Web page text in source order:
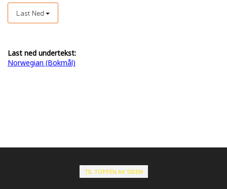
Last Ned
Last ned undertekst:
Norwegian (Bokmål)
TIL TOPPEN AV SIDEN